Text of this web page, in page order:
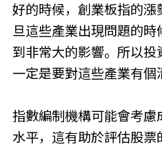
好的時候，創業板指的
旦這些產業出現問題的
到非常大的影響。所以投
一定是要對這些產業有個
指數編制機構可能會考
水平，這有助於評估股